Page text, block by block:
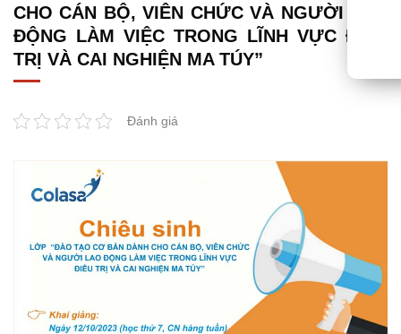
CHO CÁN BỘ, VIÊN CHỨC VÀ NGƯỜI LAO
ĐỘNG LÀM VIỆC TRONG LĨNH VỰC ĐIỀU
TRỊ VÀ CAI NGHIỆN MA TÚY”
Đánh giá